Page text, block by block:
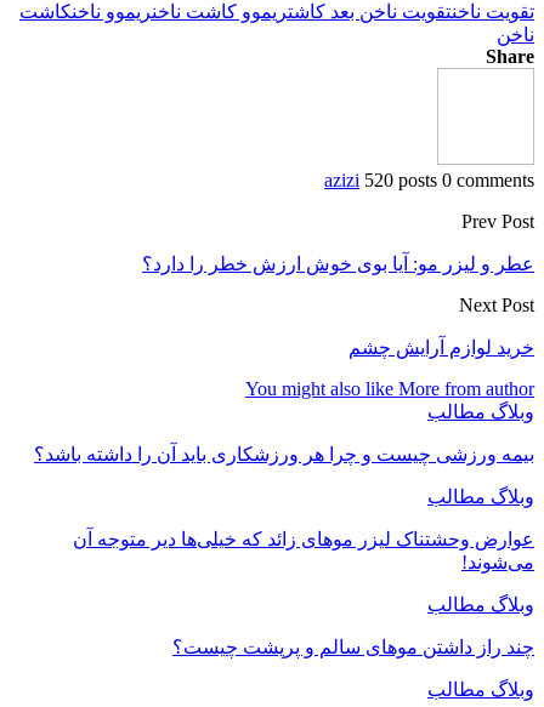
تقویت ناخنتقویت ناخن بعد کاشتریموو کاشت ناخنریموو ناخنکاشت
ناخن
Share
azizi 520 posts 0 comments
Prev Post
عطر و لیزر مو: آیا بوی خوش ارزش خطر را دارد؟
Next Post
خرید لوازم آرایش چشم
You might also like More from author
وبلاگ مطالب
بیمه ورزشی چیست و چرا هر ورزشکاری باید آن را داشته باشد؟
وبلاگ مطالب
عوارض وحشتناک لیزر موهای زائد که خیلی‌ها دیر متوجه آن
می‌شوند!
وبلاگ مطالب
چند راز داشتن موهای سالم و پرپشت چیست؟
وبلاگ مطالب